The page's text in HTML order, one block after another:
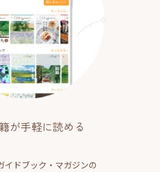
が手軽に読める
イドブック・マガジンの